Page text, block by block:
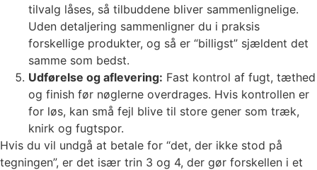
tilvalg låses, så tilbuddene bliver sammenlignelige.
Uden detaljering sammenligner du i praksis
forskellige produkter, og så er “billigst” sjældent det
samme som bedst.
Udførelse og aflevering: Fast kontrol af fugt, tæthed
og finish før nøglerne overdrages. Hvis kontrollen er
for løs, kan små fejl blive til store gener som træk,
knirk og fugtspor.
Hvis du vil undgå at betale for “det, der ikke stod på
tegningen”, er det især trin 3 og 4, der gør forskellen i et